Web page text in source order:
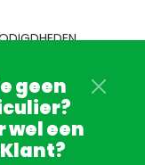
geen
wel een